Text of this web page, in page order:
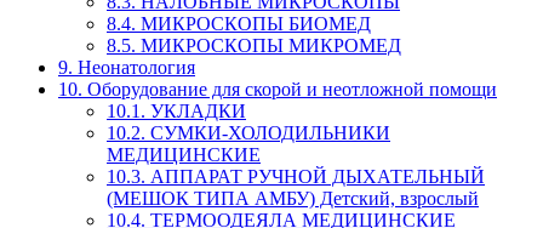
8.4. МИКРОСКОПЫ БИОМЕД
8.5. МИКРОСКОПЫ МИКРОМЕД
9. Неонатология
10. Оборудование для скорой и неотложной помощи
10.1. УКЛАДКИ
10.2. СУМКИ-ХОЛОДИЛЬНИКИ
МЕДИЦИНСКИЕ
10.3. АППАРАТ РУЧНОЙ ДЫХАТЕЛЬНЫЙ
(МЕШОК ТИПА АМБУ) Детский, взрослый
10.4. ТЕРМООДЕЯЛА МЕДИЦИНСКИЕ